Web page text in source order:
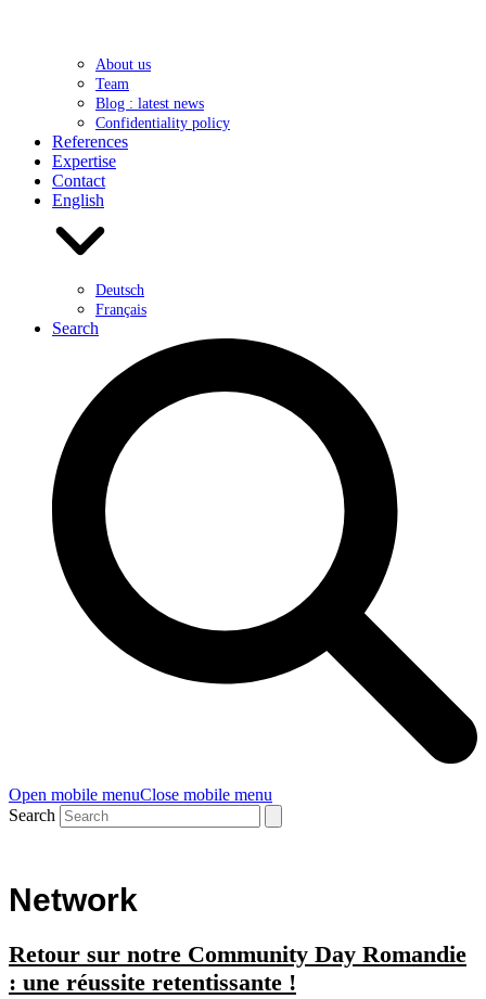
About us
Team
Blog : latest news
Confidentiality policy
References
Expertise
Contact
English
Deutsch
Français
Search
Open mobile menuClose mobile menu
Search
Network
Retour sur notre Community Day Romandie
: une réussite retentissante !